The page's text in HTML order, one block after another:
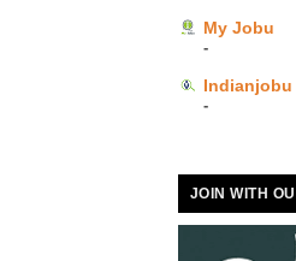
My Jobu
-
Indianjobu
-
JOIN WITH